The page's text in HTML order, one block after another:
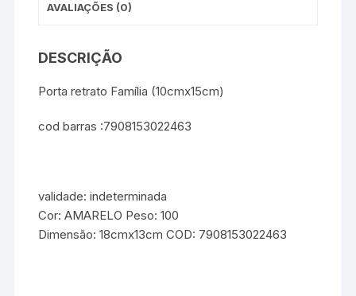
AVALIAÇÕES (0)
DESCRIÇÃO
Porta retrato Família (10cmx15cm)
cod barras :7908153022463
validade: indeterminada
Cor: AMARELO Peso: 100
Dimensão: 18cmx13cm COD: 7908153022463